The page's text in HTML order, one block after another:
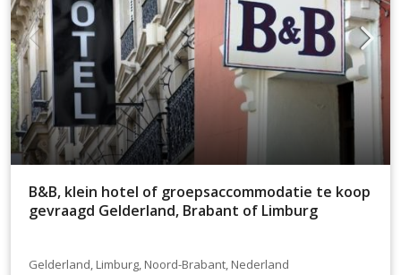
B&B, klein hotel of groepsaccommodatie te koop
gevraagd Gelderland, Brabant of Limburg
Gelderland, Limburg, Noord-Brabant, Nederland